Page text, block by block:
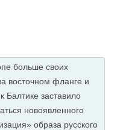
больше своих
восточном фланге и
заставило
новоявленного
образа русского